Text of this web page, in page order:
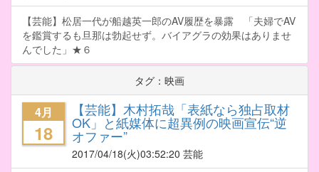
【芸能】松居一代が船越英一郎のAV履歴を暴露 「夫婦でAV
を鑑賞するも旦那は勃起せず。バイアグラの効果はありませ
んでした」★６
タグ：映画
4月
18
【芸能】木村拓哉「表紙なら独占取材
OK」と紙媒体に超異例の映画宣伝“逆
オファー”
2017/04/18(火)03:52:20 芸能